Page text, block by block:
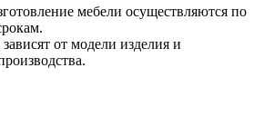
мебели осуществляются по
от модели изделия и